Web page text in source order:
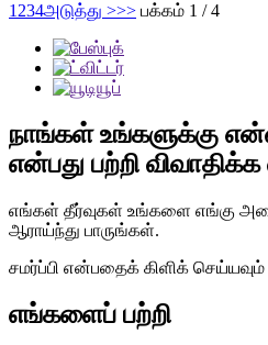
1234அடுத்து >>> பக்கம் 1 / 4
நாங்கள் உங்களுக்கு
என்பது பற்றி விவாதிக்க
எங்கள் தீர்வுகள் உங்களை எங்கு
ஆராய்ந்து பாருங்கள்.
சமர்ப்பி என்பதைக் கிளிக் செய்யவும்
எங்களைப் பற்றி